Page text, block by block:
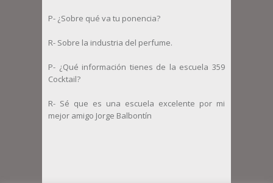
P- ¿Sobre qué va tu ponencia?
R- Sobre la industria del perfume.
P- ¿Qué información tienes de la escuela 359
Cocktail?
R- Sé que es una escuela excelente por mi
mejor amigo Jorge Balbontín